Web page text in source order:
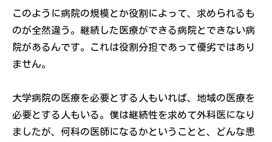
このように病院の規模とか役割によって、求められるも
のが全然違う。継続した医療ができる病院とできない病
院があるんです。これは役割分担であって優劣ではあり
ません。
大学病院の医療を必要とする人もいれば、地域の医療を
必要とする人もいる。僕は継続性を求めて外科医になり
ましたが、何科の医師になるかということと、どんな患